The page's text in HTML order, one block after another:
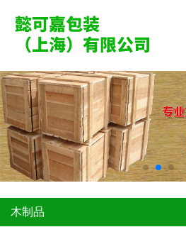
网站首页
公司简介
产品资讯
木制品
木制品